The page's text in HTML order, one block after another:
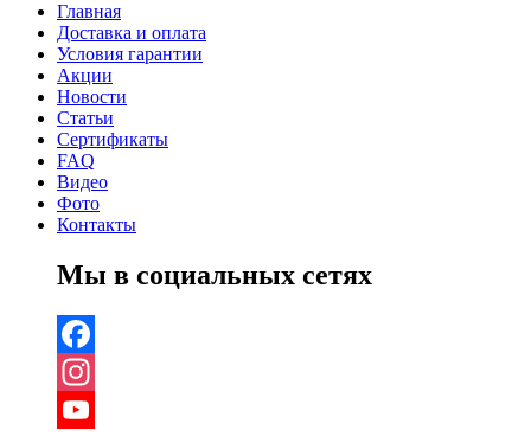
Главная
Доставка и оплата
Условия гарантии
Акции
Новости
Статьи
Сертификаты
FAQ
Видео
Фото
Контакты
Мы в социальных сетях
Facebook
Instagram